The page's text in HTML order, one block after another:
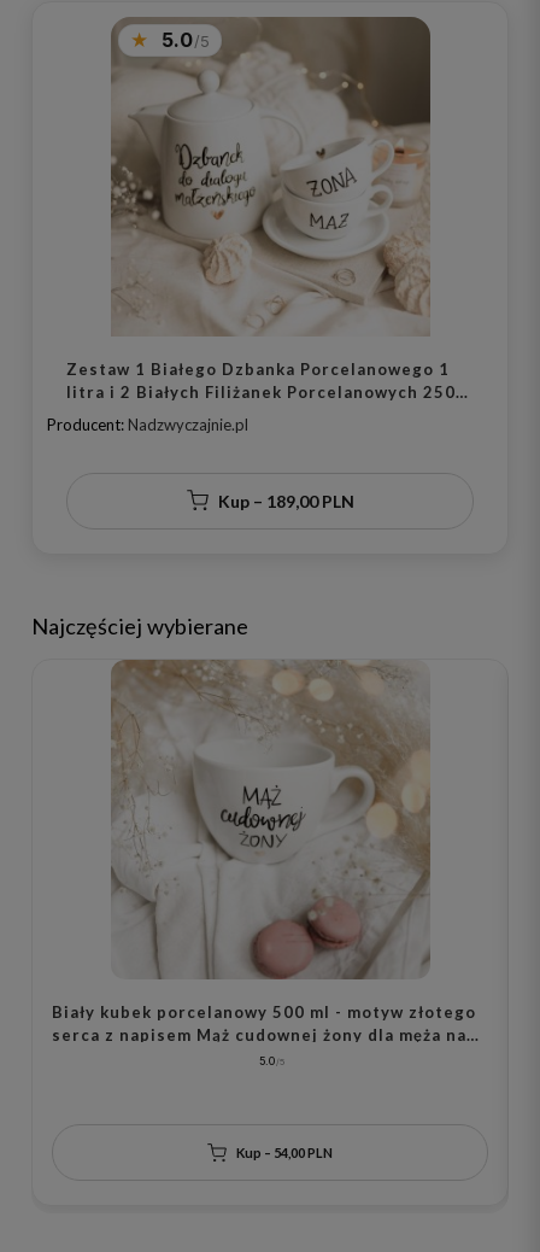
5.0
Zestaw 1 Białego Dzbanka Porcelanowego 1
litra i 2 Białych Filiżanek Porcelanowych 250
ml ze Spodkami - Napis Żona Mąż z Motywem
Złotego Serca dla Pary Młodej na Ślub
Producent: Nadzwyczajnie.pl
Kup – 189,00 PLN
Najczęściej wybierane
Biały kubek porcelanowy 500 ml - motyw złotego
serca z napisem Mąż cudownej żony dla męża na
5.0
Kup – 54,00 PLN